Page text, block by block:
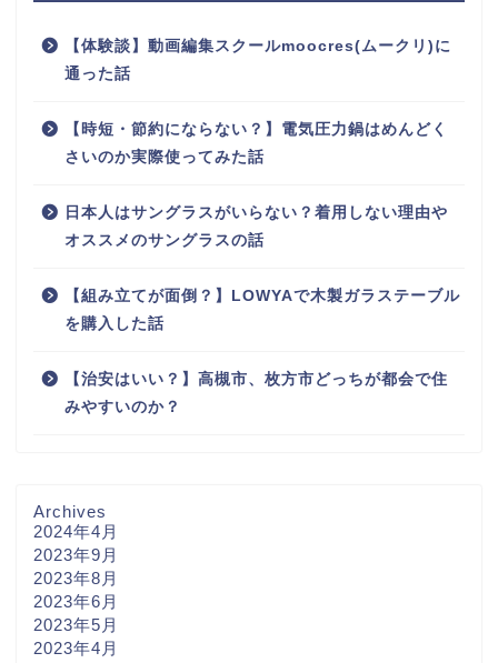
【体験談】動画編集スクールmoocres(ムークリ)に
通った話
【時短・節約にならない？】電気圧力鍋はめんどく
さいのか実際使ってみた話
日本人はサングラスがいらない？着用しない理由や
オススメのサングラスの話
【組み立てが面倒？】LOWYAで木製ガラステーブル
を購入した話
【治安はいい？】高槻市、枚方市どっちが都会で住
みやすいのか？
Archives
2024年4月
2023年9月
2023年8月
2023年6月
2023年5月
2023年4月